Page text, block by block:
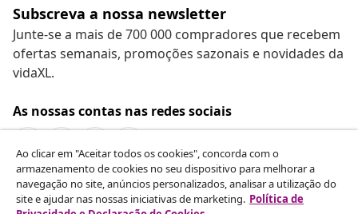
Subscreva a nossa newsletter
Junte-se a mais de 700 000 compradores que recebem
ofertas semanais, promoções sazonais e novidades da
vidaXL.
As nossas contas nas redes sociais
Rescindir o contrato
Envie um pedido de rescisão da sua encomenda.
Ao clicar em "Aceitar todos os cookies", concorda com o
armazenamento de cookies no seu dispositivo para melhorar a
navegação no site, anúncios personalizados, analisar a utilização do
site e ajudar nas nossas iniciativas de marketing. Política de